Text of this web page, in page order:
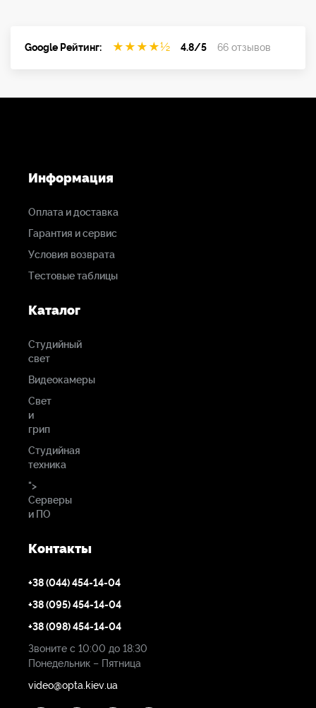
Google Рейтинг: ★ ★ ★ ★½ 4.8/5 66 отзывов
Информация
Оплата и доставка
Гарантия и сервис
Условия возврата
Тестовые таблицы
Каталог
Студийный
свет
Видеокамеры
Свет
и
грип
Студийная
техника
">
Серверы
и ПО
Контакты
+38 (044) 454-14-04
+38 (095) 454-14-04
+38 (098) 454-14-04
Звоните с 10:00 до 18:30
Понедельник – Пятница
video@opta.kiev.ua